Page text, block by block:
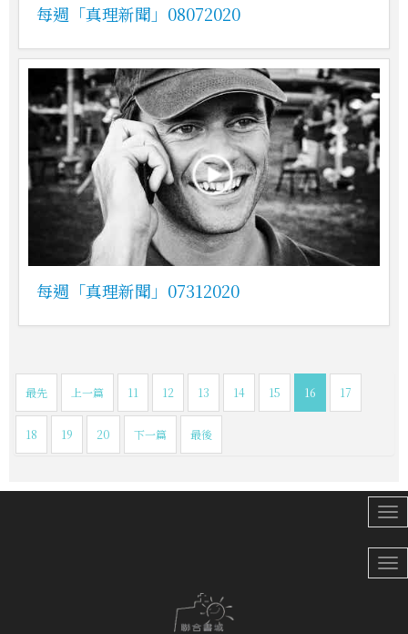
每週「真理新聞」08072020
每週「真理新聞」07312020
最先 上一篇 11 12 13 14 15 16 17
18 19 20 下一篇 最後